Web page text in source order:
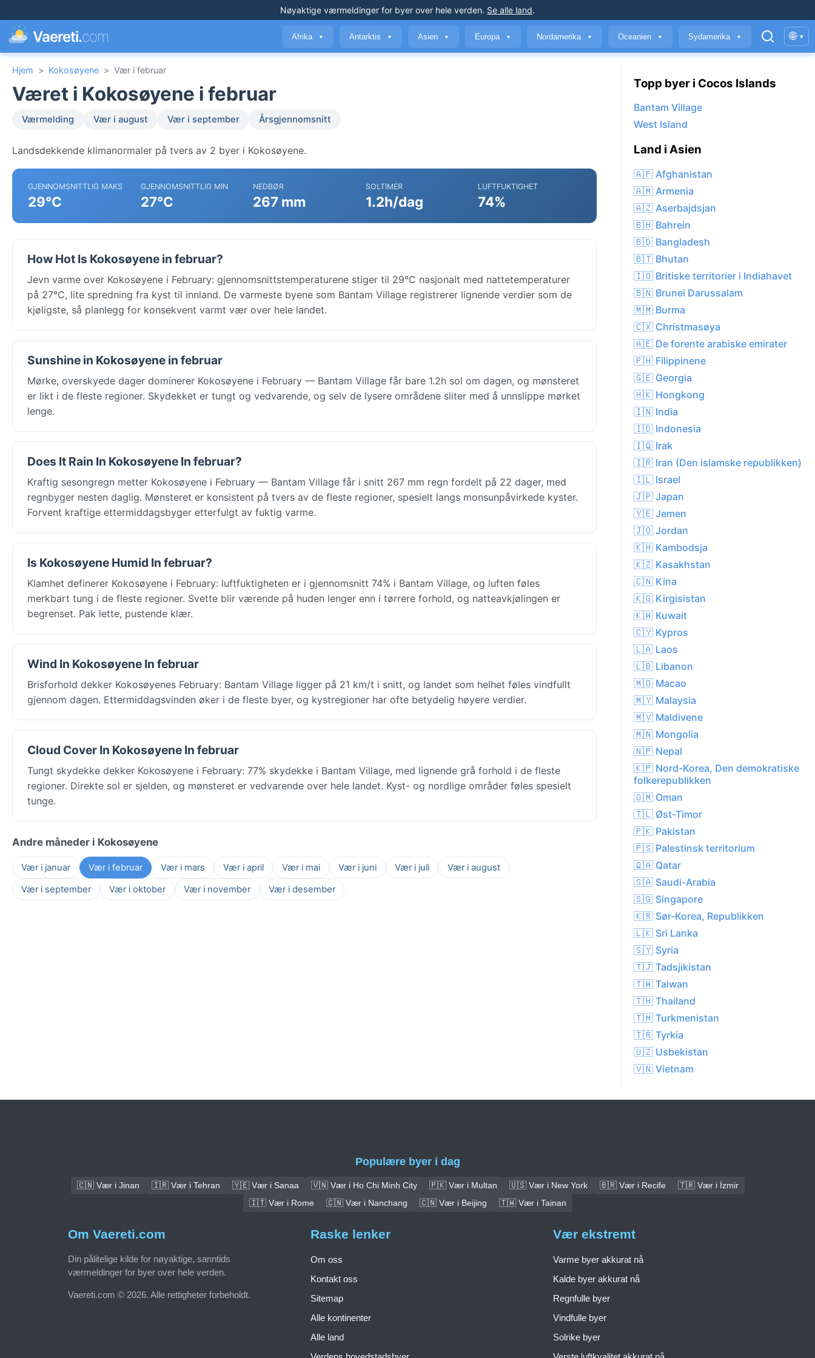
Nøyaktige værmeldinger for byer over hele verden. Se alle land.
Vaereti.com Afrika ▼ Antarktis ▼ Asien ▼ Europa ▼ Nordamerika ▼ Oceanien ▼ Sydamerika ▼ 🌐 ▾
Hjem > Kokosøyene > Vær i februar
Været i Kokosøyene i februar
Værmelding Vær i august Vær i september Årsgjennomsnitt
Landsdekkende klimanormaler på tvers av 2 byer i Kokosøyene.
GJENNOMSNITTLIG MAKS
29°C
GJENNOMSNITTLIG MIN
27°C
NEDBØR
267 mm
SOLTIMER
1.2h/dag
LUFTFUKTIGHET
74%
How Hot Is Kokosøyene in februar?
Jevn varme over Kokosøyene i February: gjennomsnittstemperaturene stiger til 29°C nasjonalt med nattetemperaturer
på 27°C, lite spredning fra kyst til innland. De varmeste byene som Bantam Village registrerer lignende verdier som de
kjøligste, så planlegg for konsekvent varmt vær over hele landet.
Sunshine in Kokosøyene in februar
Mørke, overskyede dager dominerer Kokosøyene i February — Bantam Village får bare 1.2h sol om dagen, og mønsteret
er likt i de fleste regioner. Skydekket er tungt og vedvarende, og selv de lysere områdene sliter med å unnslippe mørket
lenge.
Does It Rain In Kokosøyene In februar?
Kraftig sesongregn metter Kokosøyene i February — Bantam Village får i snitt 267 mm regn fordelt på 22 dager, med
regnbyger nesten daglig. Mønsteret er konsistent på tvers av de fleste regioner, spesielt langs monsunpåvirkede kyster.
Forvent kraftige ettermiddagsbyger etterfulgt av fuktig varme.
Is Kokosøyene Humid In februar?
Klamhet definerer Kokosøyene i February: luftfuktigheten er i gjennomsnitt 74% i Bantam Village, og luften føles
merkbart tung i de fleste regioner. Svette blir værende på huden lenger enn i tørrere forhold, og natteavkjølingen er
begrenset. Pak lette, pustende klær.
Wind In Kokosøyene In februar
Brisforhold dekker Kokosøyenes February: Bantam Village ligger på 21 km/t i snitt, og landet som helhet føles vindfullt
gjennom dagen. Ettermiddagsvinden øker i de fleste byer, og kystregioner har ofte betydelig høyere verdier.
Cloud Cover In Kokosøyene In februar
Tungt skydekke dekker Kokosøyene i February: 77% skydekke i Bantam Village, med lignende grå forhold i de fleste
regioner. Direkte sol er sjelden, og mønsteret er vedvarende over hele landet. Kyst- og nordlige områder føles spesielt
tunge.
Andre måneder i Kokosøyene
Vær i januar Vær i februar Vær i mars Vær i april Vær i mai Vær i juni Vær i juli
Vær i august
Vær i september
Vær i oktober Vær i november Vær i desember
Topp byer i Cocos Islands
Bantam Village
West Island
Land i Asien
🇦🇫 Afghanistan
🇦🇲 Armenia
🇦🇿 Aserbajdsjan
🇧🇭 Bahrein
🇧🇩 Bangladesh
🇧🇹 Bhutan
🇮🇴 Britiske territorier i Indiahavet
🇧🇳 Brunei Darussalam
🇲🇲 Burma
🇨🇽 Christmasøya
🇦🇪 De forente arabiske emirater
🇵🇭 Filippinene
🇬🇪 Georgia
🇭🇰 Hongkong
🇮🇳 India
🇮🇩 Indonesia
🇮🇶 Irak
🇮🇷 Iran (Den islamske republikken)
🇮🇱 Israel
🇯🇵 Japan
🇾🇪 Jemen
🇯🇴 Jordan
🇰🇭 Kambodsja
🇰🇿 Kasakhstan
🇨🇳 Kina
🇰🇬 Kirgisistan
🇰🇼 Kuwait
🇨🇾 Kypros
🇱🇦 Laos
🇱🇧 Libanon
🇲🇴 Macao
🇲🇾 Malaysia
🇲🇻 Maldivene
🇲🇳 Mongolia
🇳🇵 Nepal
🇰🇵 Nord-Korea, Den demokratiske
folkerepublikken
🇴🇲 Oman
🇹🇱 Øst-Timor
🇵🇰 Pakistan
🇵🇸 Palestinsk territorium
🇶🇦 Qatar
🇸🇦 Saudi-Arabia
🇸🇬 Singapore
🇰🇷 Sør-Korea, Republikken
🇱🇰 Sri Lanka
🇸🇾 Syria
🇹🇯 Tadsjikistan
🇹🇼 Taiwan
🇹🇭 Thailand
🇹🇲 Turkmenistan
🇹🇷 Tyrkia
🇺🇿 Usbekistan
🇻🇳 Vietnam
Populære byer i dag
🇨🇳 Vær i Jinan 🇮🇷 Vær i Tehran 🇾🇪 Vær i Sanaa 🇻🇳 Vær i Ho Chi Minh City 🇵🇰 Vær i Multan 🇺🇸 Vær i New York 🇧🇷 Vær i Recife
🇹🇷 Vær i İzmir
🇮🇹 Vær i Rome
🇨🇳 Vær i Nanchang 🇨🇳 Vær i Beijing 🇹🇼 Vær i Tainan
Om Vaereti.com
Din pålitelige kilde for nøyaktige, sanntids
værmeldinger for byer over hele verden.
Vaereti.com © 2026. Alle rettigheter forbeholdt.
Raske lenker
Om oss
Kontakt oss
Sitemap
Alle kontinenter
Alle land
Vær ekstremt
Varme byer akkurat nå
Kalde byer akkurat nå
Regnfulle byer
Vindfulle byer
Solrike byer